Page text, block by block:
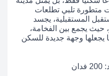
متطورة تلبي تطلعات
المستقبلية، يجسد
حيث يجمع بين الفخامة،
يجعلها وجهة جديدة للسكن